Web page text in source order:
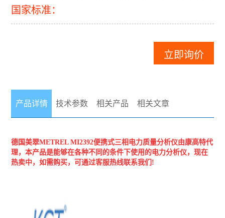
国家标准：
立即询价
产品详情 技术参数 相关产品 相关文章
德国美翠METREL MI2392便携式三相电力质量分析仪由康高特代
理，本产品是能够在各种不同的条件下使用的电力分析仪，现在
热卖中，如需购买，可通过客服热线联系我们!